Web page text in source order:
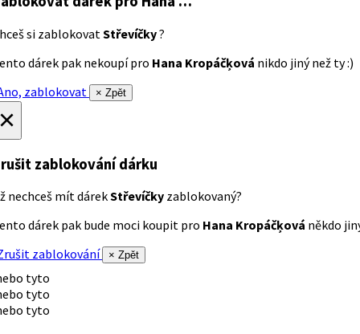
si zablokovat Střevíčky?
dárek pak nekoupí pro Hana Kropáčķová nikdo jiný než ty :)
zablokovat
× Zpět
zablokování dárku
nechceš mít dárekStřevíčky zablokovaný?
dárek pak bude moci koupit pro Hana Kropáčķová někdo
zablokování
× Zpět